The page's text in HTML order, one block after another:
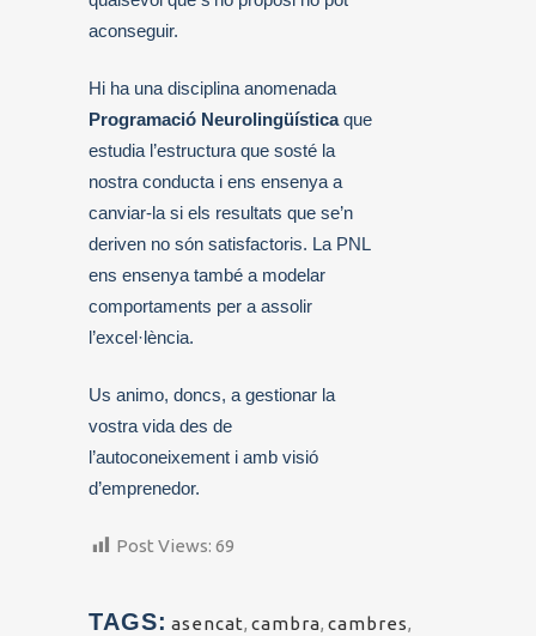
aconseguir.
Hi ha una disciplina anomenada
Programació Neurolingüísticaque
estudia l’estructura que sosté la
nostra conducta i ens ensenya a
canviar-la si els resultats que se’n
deriven no són satisfactoris. La PNL
ens ensenya també a modelar
comportaments per a assolir
l’excel·lència.
Us animo, doncs, a gestionar la
vostra vida des de
l’autoconeixement i amb visió
d’emprenedor.
Post Views: 69
TAGS: asencat, cambra, cambres,